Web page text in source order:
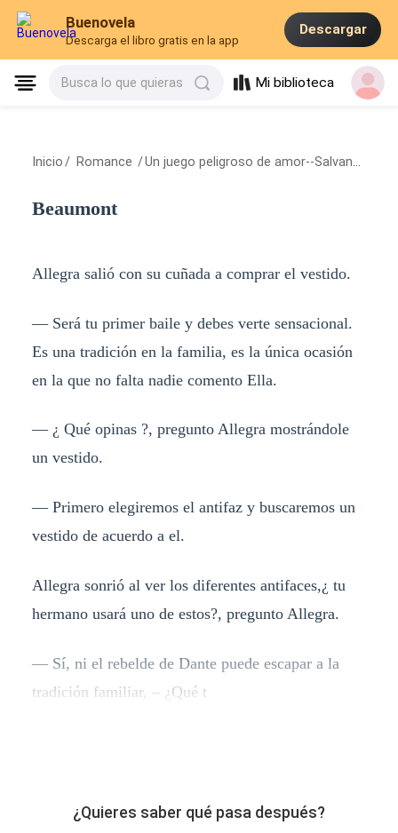
Buenovela
Descarga el libro gratis en la app
Descargar
Busca lo que quieras Mi biblioteca
Inicio / Romance /Un juego peligroso de amor--Salvando al CEO
Beaumont
Allegra salió con su cuñada a comprar el vestido.
— Será tu primer baile y debes verte sensacional.
Es una tradición en la familia, es la única ocasión
en la que no falta nadie comento Ella.
— ¿ Qué opinas ?, pregunto Allegra mostrándole
un vestido.
— Primero elegiremos el antifaz y buscaremos un
vestido de acuerdo a el.
Allegra sonrió al ver los diferentes antifaces,¿ tu
hermano usará uno de estos?, pregunto Allegra.
— Sí, ni el rebelde de Dante puede escapar a la
tradición familiar, – ¿Qué t
¿Quieres saber qué pasa después?